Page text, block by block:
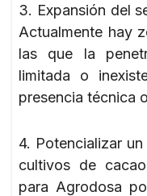
3. Expansión del
Actualmente hay
las que la
limitada o
presencia técnica
4. Potencializar
cultivos de
para Agrodosa